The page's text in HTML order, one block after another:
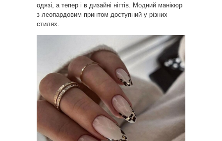
одязі, а тепер і в дизайні нігтів. Модний манікюр
з леопардовим принтом доступний у різних
стилях.